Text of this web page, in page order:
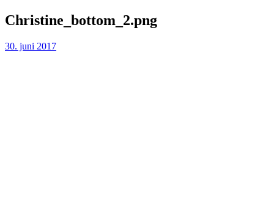
Skip
to
Christine_bottom_2.png
30. juni 2017